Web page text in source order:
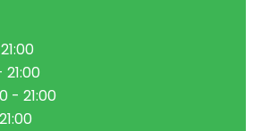
- 21:00